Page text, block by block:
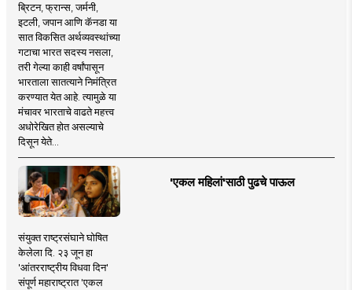
ब्रिटन, फ्रान्स, जर्मनी,
इटली, जपान आणि कॅनडा या
सात विकसित अर्थव्यवस्थांच्या
गटाचा भारत सदस्य नसला,
तरी गेल्या काही वर्षांपासून
भारताला सातत्याने निमंत्रित
करण्यात येत आहे. त्यामुळे या
मंचावर भारताचे वाढते महत्त्व
अधोरेखित होत असल्याचे
दिसून येते...
'एकल महिलां'साठी पुढचे पाऊल
संयुक्त राष्ट्रसंघाने घोषित
केलेला दि. २३ जून हा
'आंतरराष्ट्रीय विधवा दिन'
संपूर्ण महाराष्ट्रात 'एकल